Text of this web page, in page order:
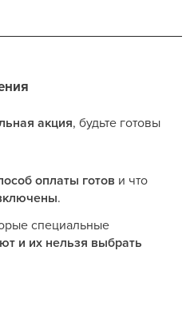
акция, будьте готовы
оплаты готов и что
.
специальные
и их нельзя выбрать